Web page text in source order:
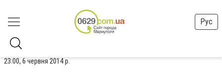
Рус
23:00, 6 червня 2014 р.